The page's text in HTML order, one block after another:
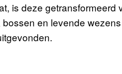
is deze getransformeerd
en levende